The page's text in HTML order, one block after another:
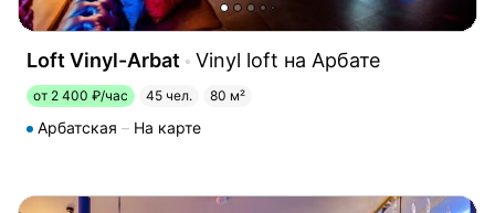
Loft Vinyl-Arbat Vinyl loft на Арбате
от 2 400 ₽/час 45 чел. 80 м²
Арбатская На карте